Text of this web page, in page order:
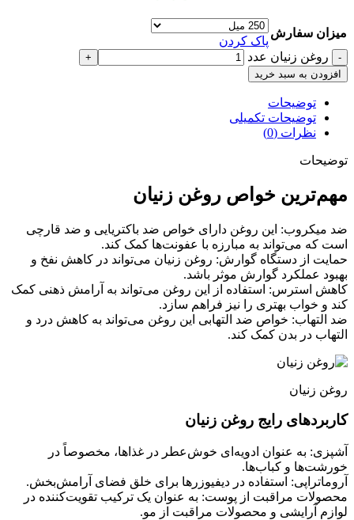
میزان سفارش
پاک کردن
روغن زنیان عدد
افزودن به سبد خرید
توضیحات
توضیحات تکمیلی
نظرات (0)
توضیحات
مهم‌ترین خواص روغن زنیان
ضد میکروب: این روغن دارای خواص ضد باکتریایی و ضد قارچی
است که می‌تواند به مبارزه با عفونت‌ها کمک کند.
حمایت از دستگاه گوارش: روغن زنیان می‌تواند در کاهش نفخ و
بهبود عملکرد گوارش موثر باشد.
کاهش استرس: استفاده از این روغن می‌تواند به آرامش ذهنی کمک
کند و خواب بهتری را نیز فراهم سازد.
ضد التهاب: خواص ضد التهابی این روغن می‌تواند به کاهش درد و
التهاب در بدن کمک کند.
روغن زنیان
کاربردهای رایج روغن زنیان
آشپزی: به عنوان ادویه‌ای خوش‌عطر در غذاها، مخصوصاً در
خورشت‌ها و کباب‌ها.
آروماتراپی: استفاده در دیفیوزرها برای خلق فضای آرامش‌بخش.
محصولات مراقبت از پوست: به عنوان یک ترکیب تقویت‌کننده در
لوازم آرایشی و محصولات مراقبت از مو.